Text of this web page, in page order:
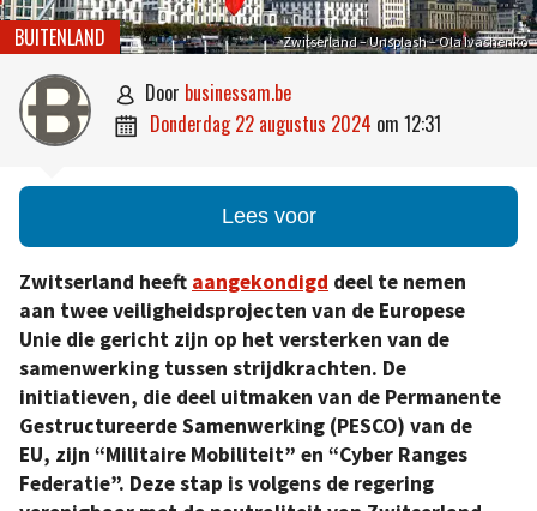
Zwitserland – Unsplash – Ola Ivashenko
BUITENLAND
 door businessam.be
 donderdag 22 augustus 2024 om 12:31
Lees voor
Zwitserland heeft aangekondigd deel te nemen
aan twee veiligheidsprojecten van de Europese
Unie die gericht zijn op het versterken van de
samenwerking tussen strijdkrachten. De
initiatieven, die deel uitmaken van de Permanente
Gestructureerde Samenwerking (PESCO) van de
EU, zijn “Militaire Mobiliteit” en “Cyber Ranges
Federatie”. Deze stap is volgens de regering